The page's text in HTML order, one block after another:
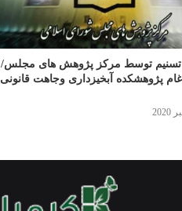
تسنیم توسط مرکز پژوهش های مجلس/
پژوهشکده آبخیزداری وجاهت قانونی